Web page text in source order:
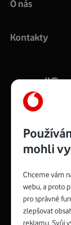
COMPAL
silný signál pro
Více o
Zyxel
Rozměry
O nás
Kontakty
mohli
Chceme vám
webu, a proto
pro správné
zlepšovat
reklamu. Svůj